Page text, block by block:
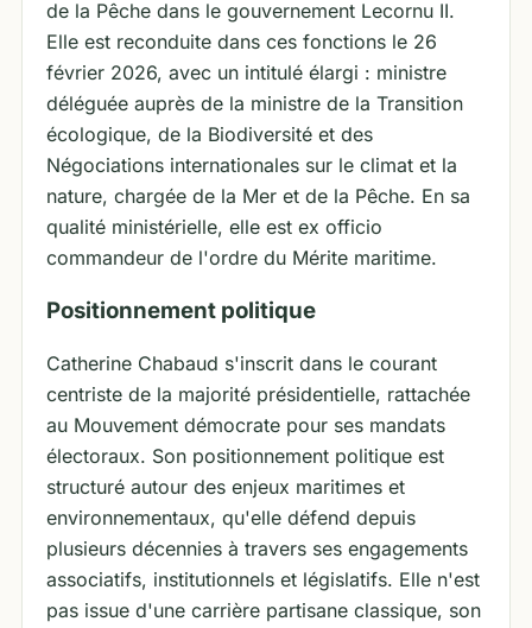
de la Pêche dans le gouvernement Lecornu II.
Elle est reconduite dans ces fonctions le 26
février 2026, avec un intitulé élargi : ministre
déléguée auprès de la ministre de la Transition
écologique, de la Biodiversité et des
Négociations internationales sur le climat et la
nature, chargée de la Mer et de la Pêche. En sa
qualité ministérielle, elle est ex officio
commandeur de l'ordre du Mérite maritime.
Positionnement politique
Catherine Chabaud s'inscrit dans le courant
centriste de la majorité présidentielle, rattachée
au Mouvement démocrate pour ses mandats
électoraux. Son positionnement politique est
structuré autour des enjeux maritimes et
environnementaux, qu'elle défend depuis
plusieurs décennies à travers ses engagements
associatifs, institutionnels et législatifs. Elle n'est
pas issue d'une carrière partisane classique, son